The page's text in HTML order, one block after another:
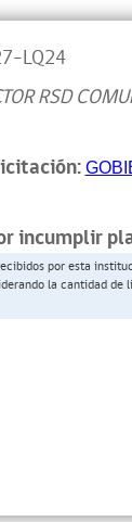
LQ24
RSD
incumplir
por esta
la cantidad